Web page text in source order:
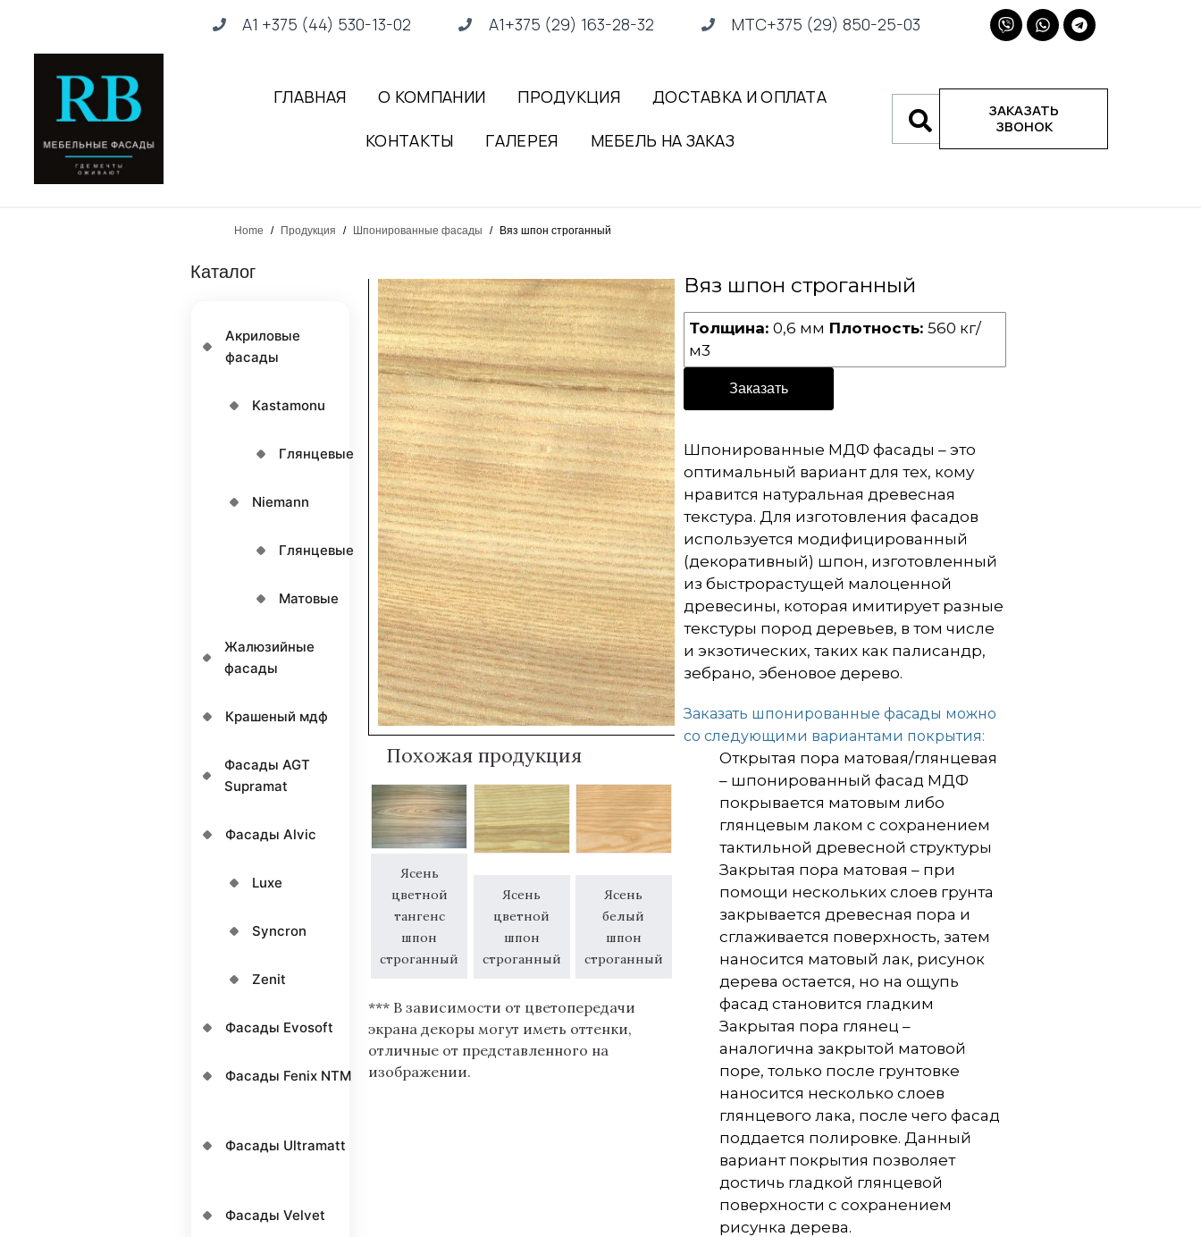
А1 +375 (44) 530-13-02 А1+375 (29) 163-28-32 МТС+375 (29) 850-25-03
ГЛАВНАЯ О КОМПАНИИ ПРОДУКЦИЯ ДОСТАВКА И ОПЛАТА
КОНТАКТЫ ГАЛЕРЕЯ МЕБЕЛЬ НА ЗАКАЗ
ЗАКАЗАТЬ
ЗВОНОК
Home / Продукция / Шпонированные фасады / Вяз шпон строганный
Каталог
Акриловые
фасады
Kastamonu
Глянцевые
Niemann
Глянцевые
Матовые
Жалюзийные
фасады
Крашеный мдф
Фасады AGT
Supramat
Фасады Alvic
Luxe
Syncron
Zenit
Фасады Evosoft
Фасады Fenix NTM
Фасады Ultramatt
Фасады Velvet
Похожая продукция
Ясень
цветной
тангенс
шпон
строганный
Ясень
цветной
шпон
строганный
Ясень
белый
шпон
строганный
*** В зависимости от цветопередачи
экрана декоры могут иметь оттенки,
отличные от представленного на
изображении.
Вяз шпон строганный
Толщина: 0,6 мм Плотность: 560 кг/
м3
Заказать
Шпонированные МДФ фасады – это
оптимальный вариант для тех, кому
нравится натуральная древесная
текстура. Для изготовления фасадов
используется модифицированный
(декоративный) шпон, изготовленный
из быстрорастущей малоценной
древесины, которая имитирует разные
текстуры пород деревьев, в том числе
и экзотических, таких как палисандр,
зебрано, эбеновое дерево.
Заказать шпонированные фасады можно
со следующими вариантами покрытия:
Открытая пора матовая/глянцевая
– шпонированный фасад МДФ
покрывается матовым либо
глянцевым лаком с сохранением
тактильной древесной структуры
Закрытая пора матовая – при
помощи нескольких слоев грунта
закрывается древесная пора и
сглаживается поверхность, затем
наносится матовый лак, рисунок
дерева остается, но на ощупь
фасад становится гладким
Закрытая пора глянец –
аналогична закрытой матовой
поре, только после грунтовке
наносится несколько слоев
глянцевого лака, после чего фасад
поддается полировке. Данный
вариант покрытия позволяет
достичь гладкой глянцевой
поверхности с сохранением
рисунка дерева.